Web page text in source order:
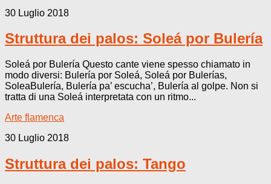
30 Luglio 2018
Struttura dei palos: Soleá por Bulería
Soleá por Bulería Questo cante viene spesso chiamato in
modo diversi: Bulería por Soleá, Soleá por Bulerías,
SoleaBulería, Bulería pa’ escucha’, Bulería al golpe. Non si
tratta di una Soleá interpretata con un ritmo...
Arte flamenca
30 Luglio 2018
Struttura dei palos: Tango